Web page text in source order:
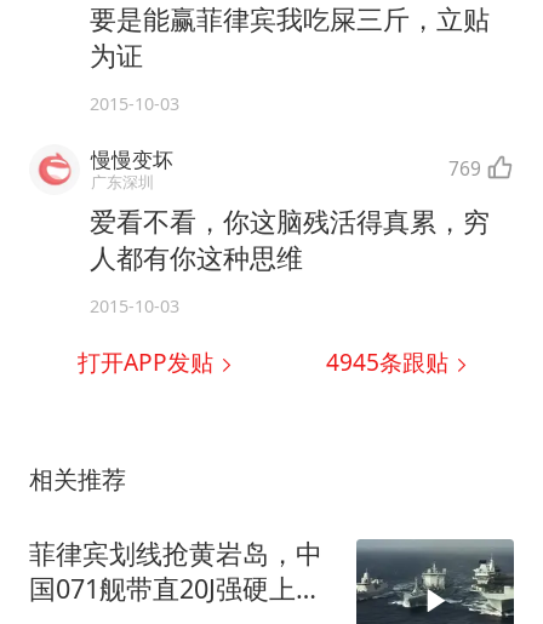
要是能赢菲律宾我吃屎三斤，立贴
为证
2015-10-03
慢慢变坏
广东深圳 769
爱看不看，你这脑残活得真累，穷
人都有你这种思维
2015-10-03
打开APP发贴 4945条跟贴
相关推荐
菲律宾划线抢黄岩岛，中
国071舰带直20J强硬上